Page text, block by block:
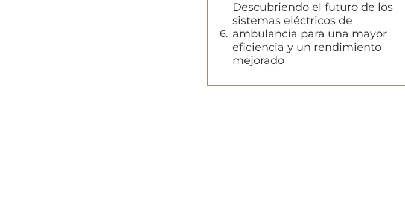
Descubriendo el futuro de los
sistemas eléctricos de
ambulancia para una mayor
eficiencia y un rendimiento
mejorado